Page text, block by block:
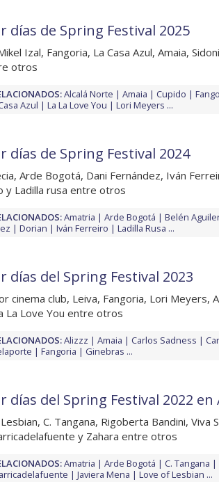
días de Spring Festival 2025
Izal, Fangoria, La Casa Azul, Amaia,
otros
Alcalá Norte Amaia Cupido
Azul La La Love You Lori Meyers ...
días de Spring Festival 2024
Arde Bogotá, Dani Fernández, Iván
y Ladilla rusa entre otros
Amatria Arde Bogotá Belén
Dorian Iván Ferreiro Ladilla Rusa ...
días del Spring Festival 2023
cinema club, Leiva, Fangoria, Lori Meyers,
La Love You entre otros
Alizzz Amaia Carlos Sadness
Fangoria Ginebras ...
días del Spring Festival 2022 en
C. Tangana, Rigoberta Bandini, Viva
y Zahara entre otros
Amatria Arde Bogotá C. Tangana
Javiera Mena Love of Lesbian ...